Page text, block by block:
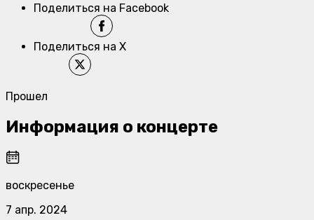
Поделиться на Facebook
Поделиться на X
Прошел
Информация о концерте
воскресенье
7 апр. 2024